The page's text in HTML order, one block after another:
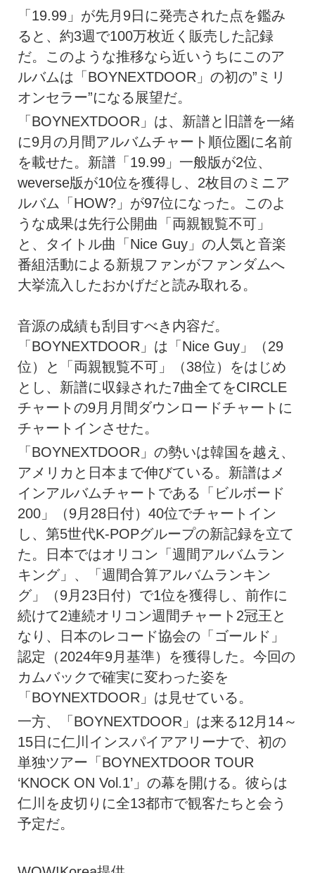
「19.99」が先月9日に発売された点を鑑み
ると、約3週で100万枚近く販売した記録
だ。このような推移なら近いうちにこのア
ルバムは「BOYNEXTDOOR」の初の”ミリ
オンセラー”になる展望だ。
「BOYNEXTDOOR」は、新譜と旧譜を一緒
に9月の月間アルバムチャート順位圏に名前
を載せた。新譜「19.99」一般版が2位、
weverse版が10位を獲得し、2枚目のミニア
ルバム「HOW?」が97位になった。このよ
うな成果は先行公開曲「両親観覧不可」
と、タイトル曲「Nice Guy」の人気と音楽
番組活動による新規ファンがファンダムへ
大挙流入したおかげだと読み取れる。
音源の成績も刮目すべき内容だ。
「BOYNEXTDOOR」は「Nice Guy」（29
位）と「両親観覧不可」（38位）をはじめ
とし、新譜に収録された7曲全てをCIRCLE
チャートの9月月間ダウンロードチャートに
チャートインさせた。
「BOYNEXTDOOR」の勢いは韓国を越え、
アメリカと日本まで伸びている。新譜はメ
インアルバムチャートである「ビルボード
200」（9月28日付）40位でチャートイン
し、第5世代K-POPグループの新記録を立て
た。日本ではオリコン「週間アルバムラン
キング」、「週間合算アルバムランキン
グ」（9月23日付）で1位を獲得し、前作に
続けて2連続オリコン週間チャート2冠王と
なり、日本のレコード協会の「ゴールド」
認定（2024年9月基準）を獲得した。今回の
カムバックで確実に変わった姿を
「BOYNEXTDOOR」は見せている。
一方、「BOYNEXTDOOR」は来る12月14～
15日に仁川インスパイアアリーナで、初の
単独ツアー「BOYNEXTDOOR TOUR
‘KNOCK ON Vol.1’」の幕を開ける。彼らは
仁川を皮切りに全13都市で観客たちと会う
予定だ。